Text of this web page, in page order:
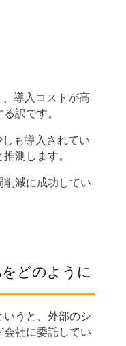
導入コストが高
訳です。
も導入されてい
測します。
減に成功してい
どのように
うと、外部のシ
社に委託してい